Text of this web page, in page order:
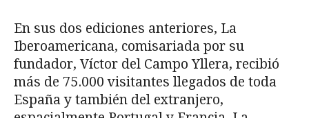
En sus dos ediciones anteriores, La
Iberoamericana, comisariada por su
fundador, Víctor del Campo Yllera, recibió
más de 75.000 visitantes llegados de toda
España y también del extranjero,